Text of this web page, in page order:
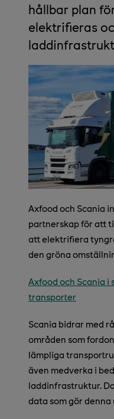
hållbar plan
elektrifieras
Axfood och Scania
partnerskap för att
att elektrifiera
den gröna
Axfood och Scania
transporter
Scania bidrar med
områden som
lämpliga
även medverka i
laddinfrastruktur.
data som gör denna